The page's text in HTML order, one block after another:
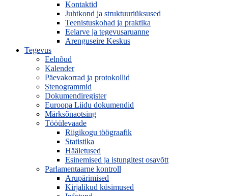
Kontaktid
Juhtkond ja struktuuriüksused
Teenistuskohad ja praktika
Eelarve ja tegevusaruanne
Arenguseire Keskus
Tegevus
Eelnõud
Kalender
Päevakorrad ja protokollid
Stenogrammid
Dokumendiregister
Euroopa Liidu dokumendid
Märksõnaotsing
Tööülevaade
Riigikogu töögraafik
Statistika
Hääletused
Esinemised ja istungitest osavõtt
Parlamentaarne kontroll
Arupärimised
Kirjalikud küsimused